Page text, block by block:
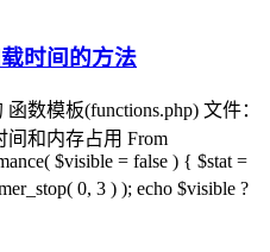
时间的方法
数模板(functions.php) 文件：
间和内存占用 From
$visible = false ) { $stat =
0, 3 ) ); echo $visible ?